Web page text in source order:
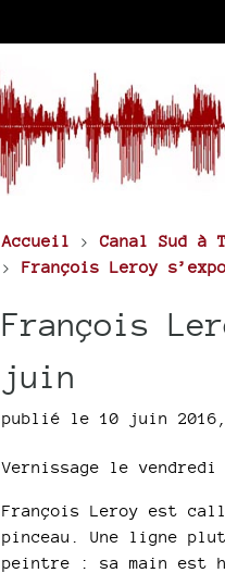
Accueil >Canal Sud à
> François Leroy
François
juin
publié le 10 juin 2016
Vernissage le
François Leroy est
pinceau. Une ligne
peintre : sa main est